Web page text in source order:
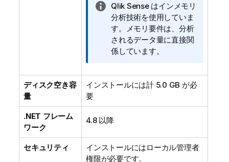
情
報
メ
モ
Qlik Senseはインメモリ
分析技術を使用していま
す。メモリ要件は、分析
されるデータ量に直接関
係しています。
ディスク空き容
量
インストールには計 5.0 GB が必
要
.NET フレーム
ワーク
4.8 以降
セキュリティ
インストールにはローカル管理者
権限が必要です。